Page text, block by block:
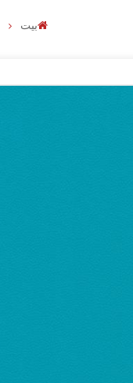
بيت